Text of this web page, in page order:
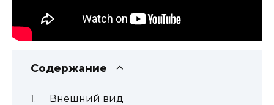
Содержание
Внешний вид